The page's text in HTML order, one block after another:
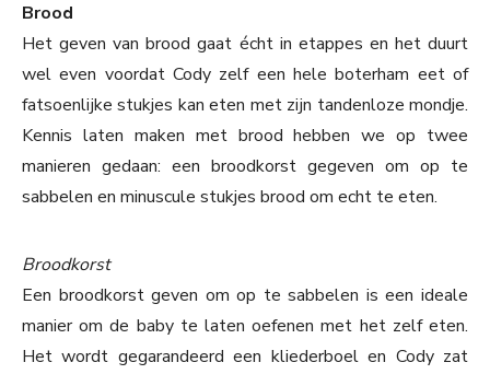
Brood
Het geven van brood gaat écht in etappes en het duurt
wel even voordat Cody zelf een hele boterham eet of
fatsoenlijke stukjes kan eten met zijn tandenloze mondje.
Kennis laten maken met brood hebben we op twee
manieren gedaan: een broodkorst gegeven om op te
sabbelen en minuscule stukjes brood om echt te eten.
Broodkorst
Een broodkorst geven om op te sabbelen is een ideale
manier om de baby te laten oefenen met het zelf eten.
Het wordt gegarandeerd een kliederboel en Cody zat